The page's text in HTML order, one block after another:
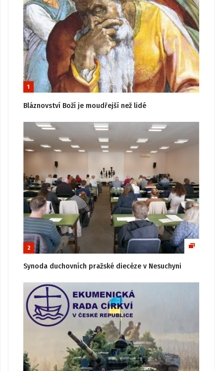
1
Bláznovství Boží je moudřejší než lidé
2
Synoda duchovních pražské diecéze v Nesuchyni